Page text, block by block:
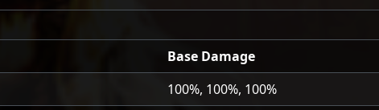
Base Damage
100%, 100%, 100%